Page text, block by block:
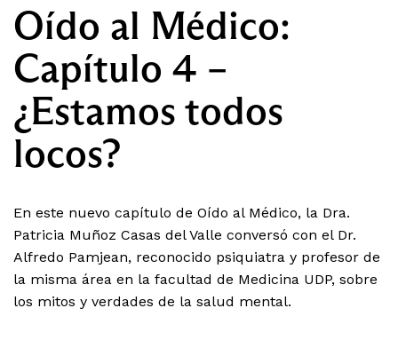
Oído al Médico:
Capítulo 4 –
¿Estamos todos
locos?
En este nuevo capítulo de Oído al Médico, la Dra.
Patricia Muñoz Casas del Valle conversó con el Dr.
Alfredo Pamjean, reconocido psiquiatra y profesor de
la misma área en la facultad de Medicina UDP, sobre
los mitos y verdades de la salud mental.